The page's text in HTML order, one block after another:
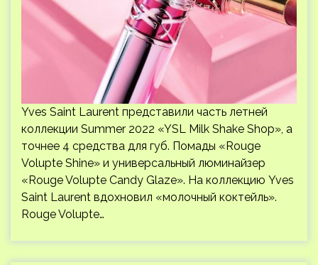
Yves Saint Laurent представили часть летней
коллекции Summer 2022 «YSL Milk Shake Shop», а
точнее 4 средства для губ. Помады «Rouge
Volupte Shine» и универсальный люминайзер
«Rouge Volupte Candy Glaze». На коллекцию Yves
Saint Laurent вдохновил «молочный коктейль».
Rouge Volupte…